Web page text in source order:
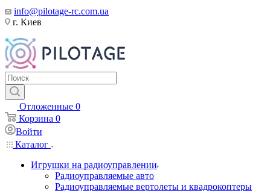
info@pilotage-rc.com.ua
г. Киев
Отложенные 0
Корзина 0
Войти
Каталог
Игрушки на радиоуправлении
Радиоуправляемые авто
Радиоуправляемые вертолеты и квадрокоптеры